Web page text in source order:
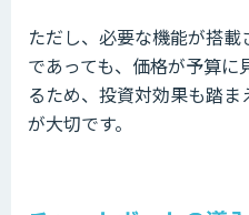
ただし、必要な機能が搭
であっても、価格が予算に
るため、投資対効果も踏
が大切です。